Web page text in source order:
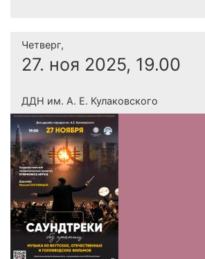
Четверг,
27. ноя 2025, 19.00
ДДН им. А. Е. Кулаковского